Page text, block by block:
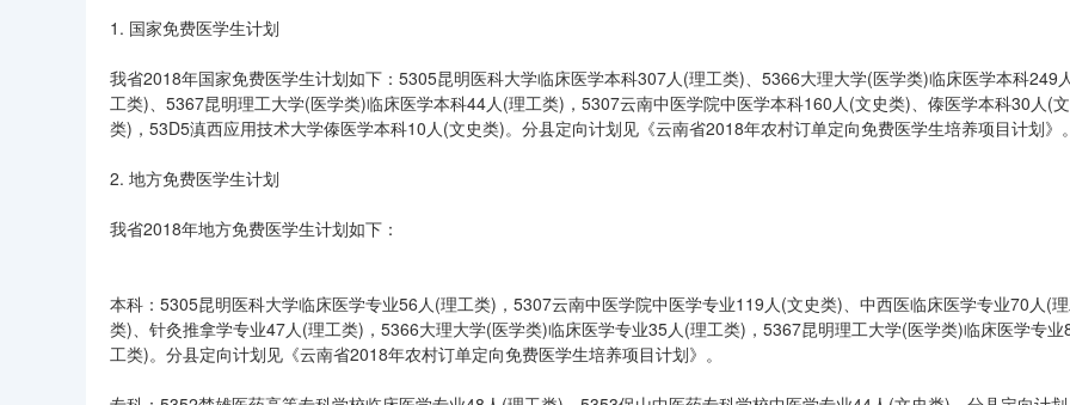
1. 国家免费医学生计划
我省2018年国家免费医学生计划如下：5305昆明医科大学临床医学本科307人(理工类)、5366大理大学(医学类)临床医学本科249
工类)、5367昆明理工大学(医学类)临床医学本科44人(理工类)，5307云南中医学院中医学本科160人(文史类)、傣医学本科30人(
类)，53D5滇西应用技术大学傣医学本科10人(文史类)。分县定向计划见《云南省2018年农村订单定向免费医学生培养项目计划》。
2. 地方免费医学生计划
我省2018年地方免费医学生计划如下：
本科：5305昆明医科大学临床医学专业56人(理工类)，5307云南中医学院中医学专业119人(文史类)、中西医临床医学专业70人(
类)、针灸推拿学专业47人(理工类)，5366大理大学(医学类)临床医学专业35人(理工类)，5367昆明理工大学(医学类)临床医学专业
工类)。分县定向计划见《云南省2018年农村订单定向免费医学生培养项目计划》。